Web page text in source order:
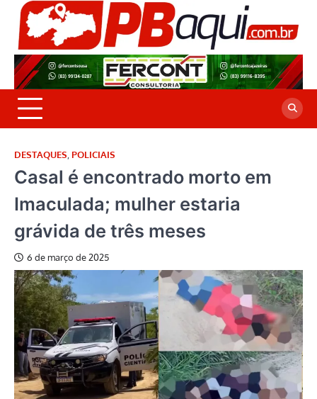
Skip
content
DESTAQUES POLICIAIS
Casal é encontrado morto em
Imaculada; mulher estaria
grávida de três meses
6 de março de 2025